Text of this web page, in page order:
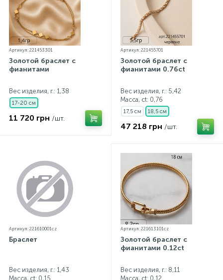
Артикул: 221453301
Золотой браслет с
фианитами
Вес изделия, г.: 1,38
17-20 см
11 720 грн /шт.
Артикул: 221455701
Золотой браслет с
фианитами 0.76ct
Вес изделия, г.: 5,42
Масса, ct: 0,76
17,5 см 18,5 см
47 218 грн /шт.
Артикул: 221610001cz
Браслет
Вес изделия, г.: 1,43
Масса, ct: 0,15
Артикул: 221613101cz
Золотой браслет с
фианитами 0.12ct
Вес изделия, г.: 8,11
Масса, ct: 0,12